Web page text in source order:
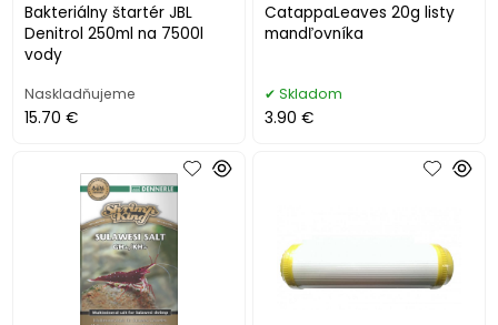
Bakteriálny štartér JBL
Denitrol 250ml na 7500l
vody
Naskladňujeme
15.70 €
CatappaLeaves 20g listy
mandľovníka
Skladom
3.90 €